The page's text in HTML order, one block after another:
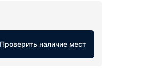
Проверить наличие мест